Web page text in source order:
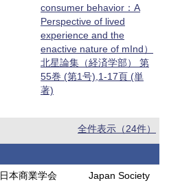
consumer behavior：A
Perspective of lived
experience and the
enactive nature of mInd）
北星論集（経済学部） 第
55巻 (第1号),1-17頁 (単
著)
全件表示（24件）
日本商業学会 Japan Society